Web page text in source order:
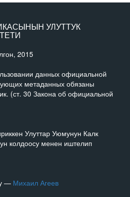
УЛУТТУК
2015
данных официальной
метаданных обязаны
(ст. 30 Закона об официальной
Улуттар Уюмунун Калк
колдоосу менен иштелип
— Михаил Агеев